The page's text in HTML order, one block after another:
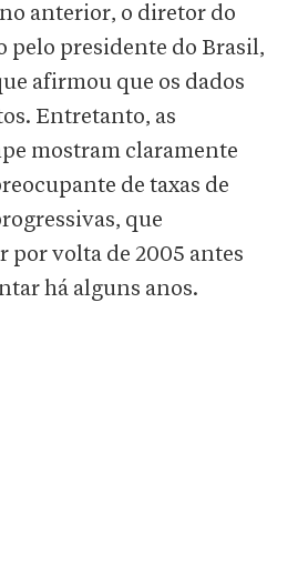
anterior, o diretor do
pelo presidente do Brasil,
afirmou que os dados
Entretanto, as
mostram claramente
de taxas de
que
por volta de 2005 antes
há alguns anos.